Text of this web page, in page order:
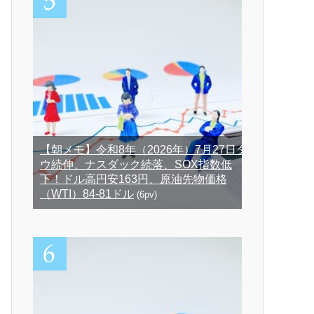
【朝メモ】令和8年（2026年）7月27日ダ
ウ続伸、ナスダック続落、SOX指数低
下！ドル高円安163円、原油先物価格
（WTI）84-81ドル (6pv)